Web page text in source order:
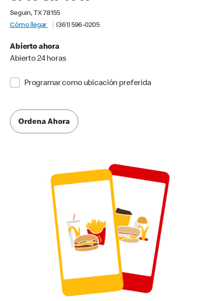
Seguin, TX 78155
Cómo llegar
(361) 596-0205
Abierto ahora
Abierto 24 horas
Programar como ubicación preferida
Ordena Ahora